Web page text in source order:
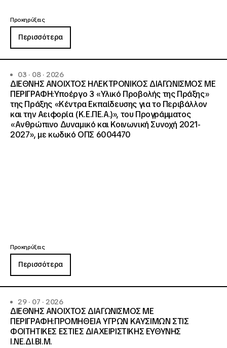
Προκηρύξεις
Περισσότερα
03 · 08 · 2026
ΔΙΕΘΝΗΣ ΑΝΟΙΧΤΟΣ ΗΛΕΚΤΡΟΝΙΚΟΣ ΔΙΑΓΩΝΙΣΜΟΣ ΜΕ
ΠΕΡΙΓΡΑΦΗ:Υποέργο 3 «Υλικό Προβολής της Πράξης»
της Πράξης «Κέντρα Εκπαίδευσης για το Περιβάλλον
και την Αειφορία (Κ.Ε.ΠΕ.Α.)», του Προγράμματος
«Ανθρώπινο Δυναμικό και Κοινωνική Συνοχή 2021-
2027», με κωδικό ΟΠΣ 6004470
Προκηρύξεις
Περισσότερα
29 · 07 · 2026
ΔΙΕΘΝΗΣ ΑΝΟΙΧΤΟΣ ΔΙΑΓΩΝΙΣΜΟΣ ΜΕ
ΠΕΡΙΓΡΑΦΗ:ΠΡΟΜΗΘΕΙΑ ΥΓΡΩΝ ΚΑΥΣΙΜΩΝ ΣΤΙΣ
ΦΟΙΤΗΤΙΚΕΣ ΕΣΤΙΕΣ ΔΙΑΧΕΙΡΙΣΤΙΚΗΣ ΕΥΘΥΝΗΣ
Ι.ΝΕ.ΔΙ.ΒΙ.Μ.